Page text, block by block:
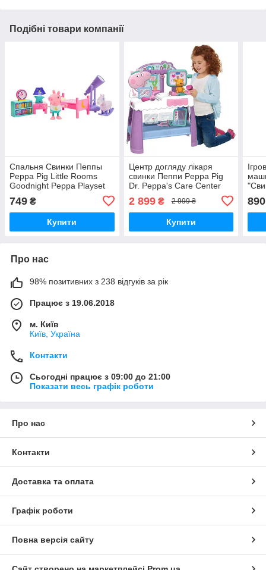
Подібні товари компанії
Спальня Свинки Пеппы
Peppa Pig Little Rooms
Goodnight Peppa Playset
749 ₴
Купити
Центр догляду лікаря
свинки Пеппи Peppa Pig
Dr. Peppa's Care Center
2 899₴ 2 999 ₴
Купити
890
Про нас
98% позитивних з 238 відгуків за рік
Працює з 19.06.2018
м. Київ
Київ, Україна
Контакти
Сьогодні працює з 09:00 до 21:00
Показати весь графік роботи
Про нас
Контакти
Доставка та оплата
Графік роботи
Повна версія сайту